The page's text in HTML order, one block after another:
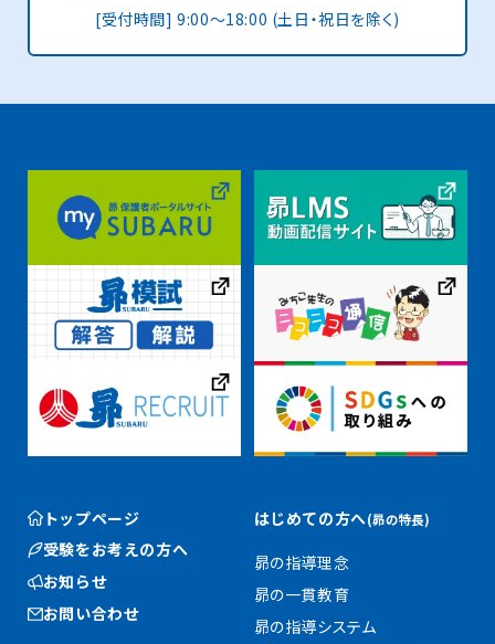
[受付時間] 9:00〜18:00 (土日・祝日を除く)
トップページ
受験をお考えの方へ
お知らせ
お問い合わせ
はじめての方へ(昴の特長)
昴の指導理念
昴の一貫教育
昴の指導システム